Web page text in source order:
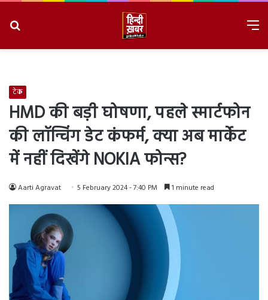
टेक
HMD की बड़ी घोषणा, पहले स्मार्टफोन
की लॉन्चिंग डेट कंफर्म, क्या अब मार्केट
में नहीं दिखेंगे NOKIA फोन्स?
Aarti Agravat 5 February 2024 - 7:40 PM 1 minute read